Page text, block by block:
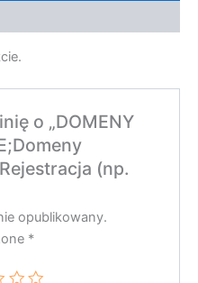
o „DOMENY
(np.
opublikowany.
*